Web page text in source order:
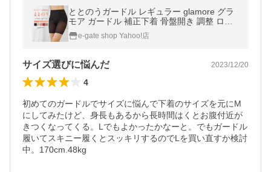
ととのうガードル レギュラー glamore グラ
モア ガードル 補正下着 骨盤開き 調整 ロン
グガードル FT0346 返品交換不可
e-gate shop Yahoo!店
サイズ選びに悩んだ 2023/12/20
4
初めてのガードルでサイズに悩んで下着のサイズを元にM
にしてみたけど、身長もあるから長時間はくとお腹付近が
きつくなってくる。Lでもよかったかなーと。でもガードル
履いてスキニー履くとスッキリするのでLを買い直すか検討
中。170cm.48kg